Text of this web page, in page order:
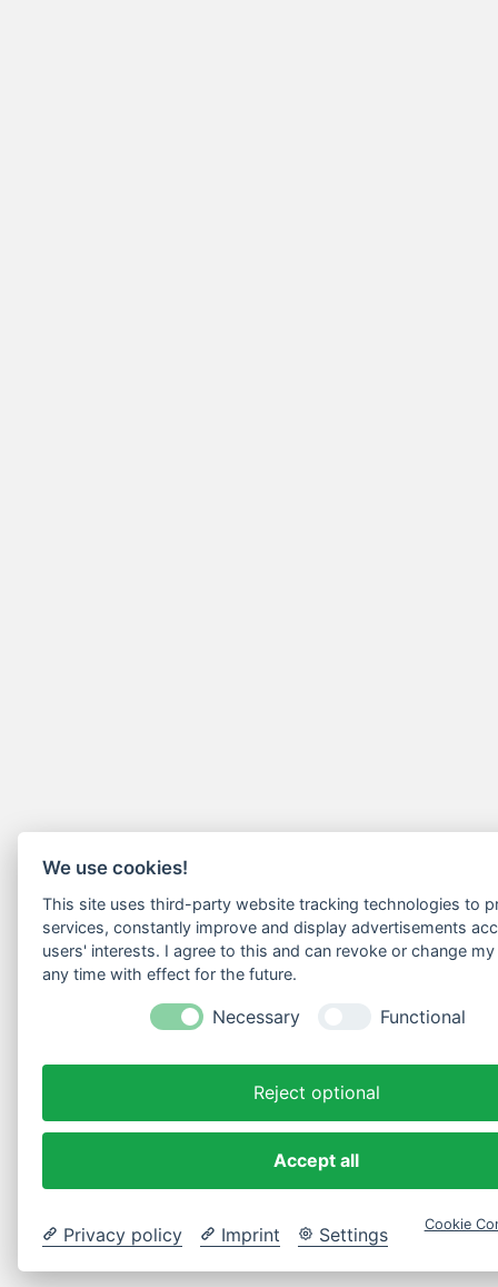
We use cookies!
This site uses third-party website tracking technologies to
services, constantly improve and display advertisements
users' interests. I agree to this and can revoke or change
any time with effect for the future.
Necessary Functional
Reject optional
Accept all
Privacy policy Imprint Settings Cookie